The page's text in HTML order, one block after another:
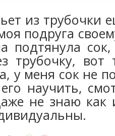
из трубочки
подруга
подтянула
трубочку,
у меня сок не
научить,
не знаю как